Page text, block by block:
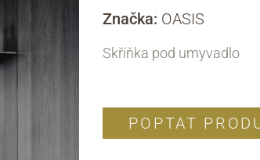
Značka: OASIS
Skříňka pod umyvadlo
POPTAT